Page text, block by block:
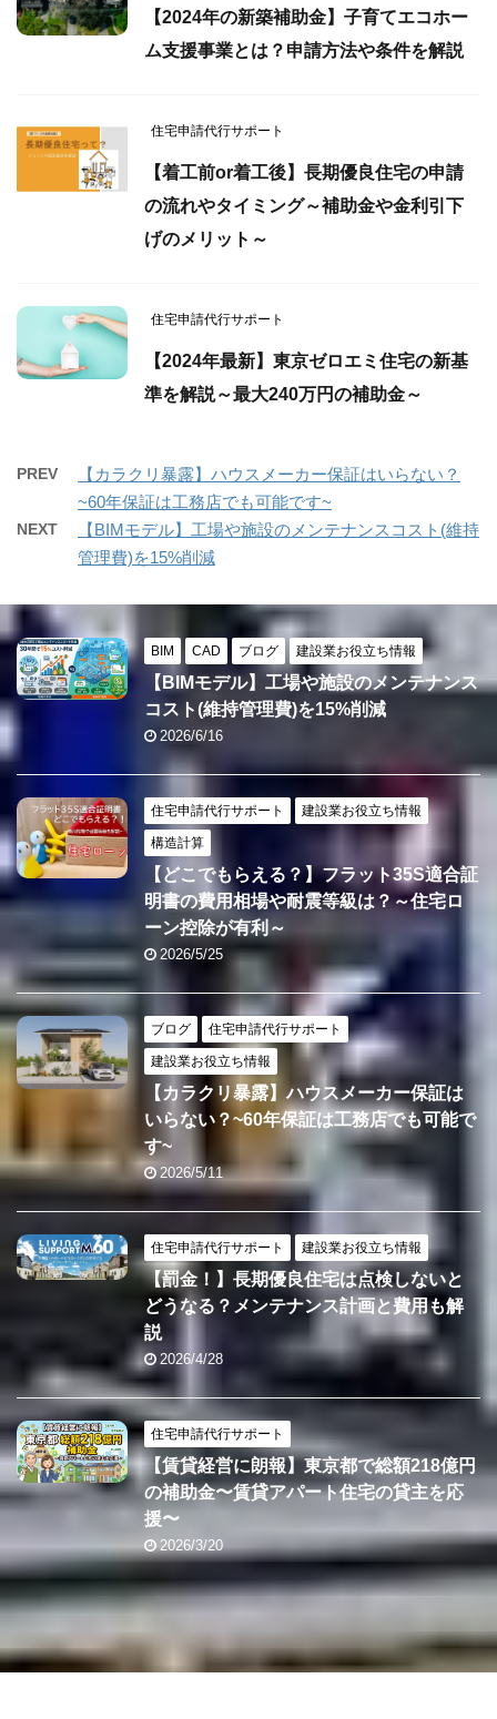
【2024年の新築補助金】子育てエコホー
ム支援事業とは？申請方法や条件を解説
住宅申請代行サポート
【着工前or着工後】長期優良住宅の申請
の流れやタイミング～補助金や金利引下
げのメリット～
住宅申請代行サポート
【2024年最新】東京ゼロエミ住宅の新基
準を解説～最大240万円の補助金～
PREV
【カラクリ暴露】ハウスメーカー保証はいらない？
~60年保証は工務店でも可能です~
NEXT
【BIMモデル】工場や施設のメンテナンスコスト(維持
管理費)を15%削減
BIM CAD ブログ 建設業お役立ち情報
【BIMモデル】工場や施設のメンテナンス
コスト(維持管理費)を15%削減
2026/6/16
住宅申請代行サポート 建設業お役立ち情報
構造計算
【どこでもらえる？】フラット35S適合証
明書の費用相場や耐震等級は？～住宅ロ
ーン控除が有利～
2026/5/25
ブログ 住宅申請代行サポート
建設業お役立ち情報
【カラクリ暴露】ハウスメーカー保証は
いらない？~60年保証は工務店でも可能で
す~
2026/5/11
住宅申請代行サポート 建設業お役立ち情報
【罰金！】長期優良住宅は点検しないと
どうなる？メンテナンス計画と費用も解
説
2026/4/28
住宅申請代行サポート
【賃貸経営に朗報】東京都で総額218億円
の補助金〜賃貸アパート住宅の貸主を応
援〜
2026/3/20